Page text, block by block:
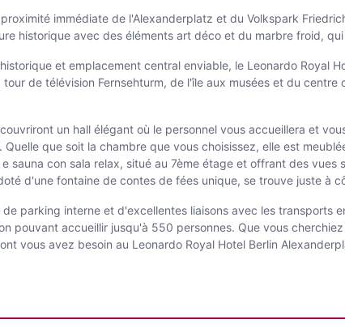
immédiate de l'Alexanderplatz et du Volkspark
historique avec des éléments art déco et du marbre froid,
et emplacement central enviable, le Leonardo Royal
de télévision Fernsehturm, de l'île aux musées et du
un hall élégant où le personnel vous accueillera et
que soit la chambre que vous choisissez, elle est
sauna con sala relax, situé au 7ème étage et offrant des
d'une fontaine de contes de fées unique, se trouve juste à
parking interne et d'excellentes liaisons avec les transports
pouvant accueillir jusqu'à 550 personnes. Que vous
vous avez besoin au Leonardo Royal Hotel Berlin